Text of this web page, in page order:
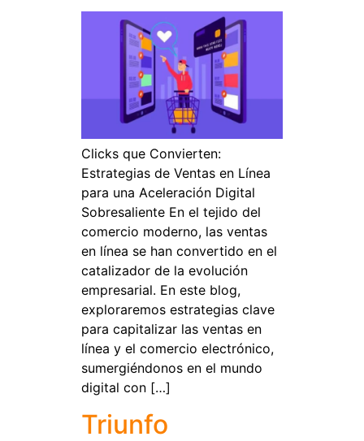
Clicks que Convierten:
Estrategias de Ventas en Línea
para una Aceleración Digital
Sobresaliente En el tejido del
comercio moderno, las ventas
en línea se han convertido en el
catalizador de la evolución
empresarial. En este blog,
exploraremos estrategias clave
para capitalizar las ventas en
línea y el comercio electrónico,
sumergiéndonos en el mundo
digital con […]
Triunfo